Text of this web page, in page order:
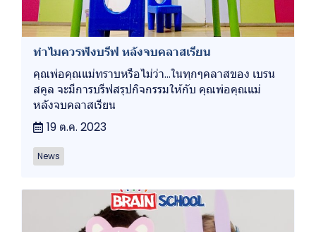
ทำไมควรฟังบรีฟ หลังจบคลาสเรียน
คุณพ่อคุณแม่ทราบหรือไม่ว่า...ในทุกๆคลาสของ เบรน
สคูล จะมีการบรีฟสรุปกิจกรรมให้กับ คุณพ่อคุณแม่
หลังจบคลาสเรียน
19 ต.ค. 2023
News